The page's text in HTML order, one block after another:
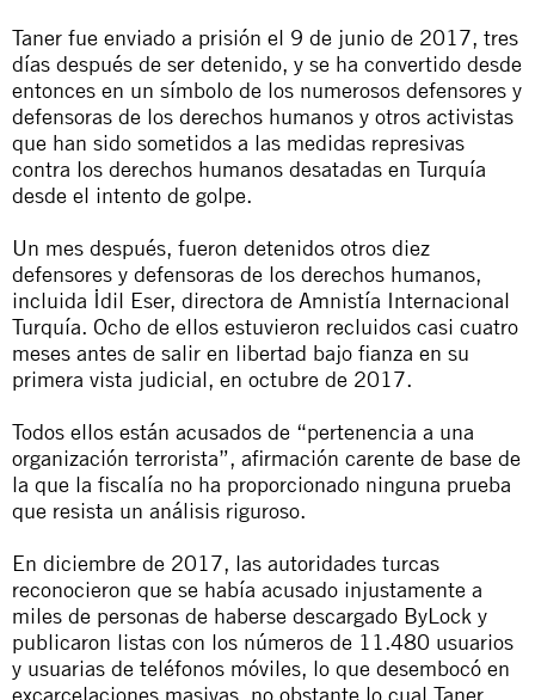
Taner fue enviado a prisión el 9 de junio de 2017, tres
días después de ser detenido, y se ha convertido desde
entonces en un símbolo de los numerosos defensores y
defensoras de los derechos humanos y otros activistas
que han sido sometidos a las medidas represivas
contra los derechos humanos desatadas en Turquía
desde el intento de golpe.
Un mes después, fueron detenidos otros diez
defensores y defensoras de los derechos humanos,
incluida İdil Eser, directora de Amnistía Internacional
Turquía. Ocho de ellos estuvieron recluidos casi cuatro
meses antes de salir en libertad bajo fianza en su
primera vista judicial, en octubre de 2017.
Todos ellos están acusados de “pertenencia a una
organización terrorista”, afirmación carente de base de
la que la fiscalía no ha proporcionado ninguna prueba
que resista un análisis riguroso.
En diciembre de 2017, las autoridades turcas
reconocieron que se había acusado injustamente a
miles de personas de haberse descargado ByLock y
publicaron listas con los números de 11.480 usuarios
y usuarias de teléfonos móviles, lo que desembocó en
excarcelaciones masivas, no obstante lo cual Taner